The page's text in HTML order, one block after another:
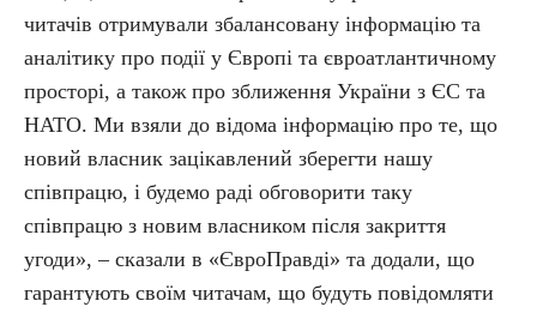
читачів отримували збалансовану інформацію та
аналітику про події у Європі та євроатлантичному
просторі, а також про зближення України з ЄС та
НАТО. Ми взяли до відома інформацію про те, що
новий власник зацікавлений зберегти нашу
співпрацю, і будемо раді обговорити таку
співпрацю з новим власником після закриття
угоди», – сказали в «ЄвроПравді» та додали, що
гарантують своїм читачам, що будуть повідомляти